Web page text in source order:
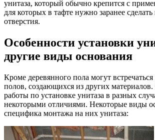
унитаза, который обычно крепится с
для которых в тафте нужно заранее
отверстия.
Особенности установки
другие виды основания
Кроме деревянного пола могут
полов, создающихся из других
работы по установке унитаза в разных
некоторыми отличиями. Некоторые виды
специфика монтажа на них унитаза: